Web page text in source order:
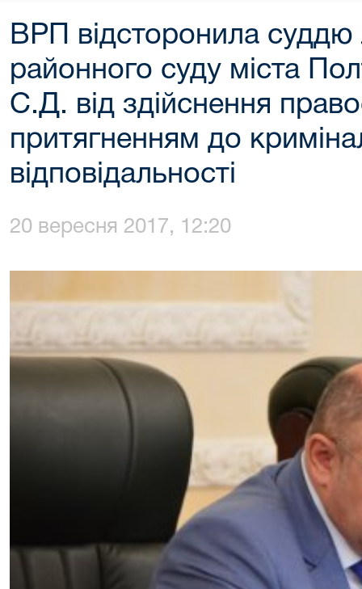
ВРП відсторонила суддю
районного суду міста
С.Д. від здійснення
притягненням до
відповідальності
20 вересня 2017, 12:20